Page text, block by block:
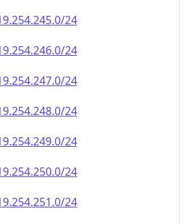
24
24
24
24
24
24
24